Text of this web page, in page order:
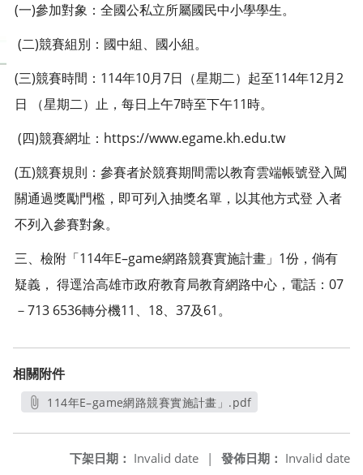
(一)參加對象：全國公私立所屬國民中小學學生。
(二)競賽組別：國中組、國小組。
(三)競賽時間：114年10月7日（星期二）起至114年12月2
日 （星期二）止，每日上午7時至下午11時。
(四)競賽網址：https://www.egame.kh.edu.tw
(五)競賽規則：參賽者於競賽期間需以教育雲端帳號登入闖
關通過獎勵門檻，即可列入抽獎名單，以其他方式登 入者
不列入參賽對象。
三、檢附「114年E–game網路競賽實施計畫」1份，倘有
疑義， 得逕洽高雄市政府教育局教育網路中心，電話：07
－713 6536轉分機11、18、37及61。
相關附件
114年E–game網路競賽實施計畫」.pdf
發佈日期： Invalid date
下架日期： Invalid date
|